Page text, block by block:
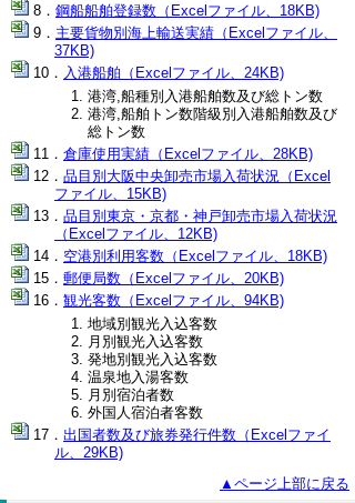
鋼船船舶登録数（Excelファイル、18KB)
主要貨物別海上輸送実績（Excelファイル、
37KB)
入港船舶（Excelファイル、24KB)
港湾,船種別入港船舶数及び総トン数
港湾,船舶トン数階級別入港船舶数及び
総トン数
倉庫使用実績（Excelファイル、28KB)
品目別大阪中央卸売市場入荷状況（Excel
ファイル、15KB)
品目別東京・京都・神戸卸売市場入荷状況
（Excelファイル、12KB)
空港別利用客数（Excelファイル、18KB)
郵便局数（Excelファイル、20KB)
観光客数（Excelファイル、94KB)
地域別観光入込客数
月別観光入込客数
発地別観光入込客数
温泉地入湯客数
月別宿泊者数
外国人宿泊者客数
出国者数及び旅券発行件数（Excelファイ
ル、29KB)
▲ページ上部に戻る